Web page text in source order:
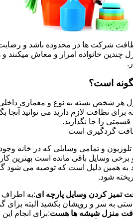
شرکت ها در محدوده باشد و رضایت
خانواده امرار و معاش
است؟
هر شخص بسته به نوع و معماری داخلی
برای نظافت لازم دارید می توانید
را جا نگذارید.
گردگیری است
تلوزیون و تمامی وسایلی که در خانه
برخی وسایل باقی مانده است
به همین دلیل است که توصیه می شود
شود.
تمیز کردن وسایل پارچه ای:به اطراف
به سر و رویشان بکشید البته برای
منزل شیشه ها هست:برای انجام